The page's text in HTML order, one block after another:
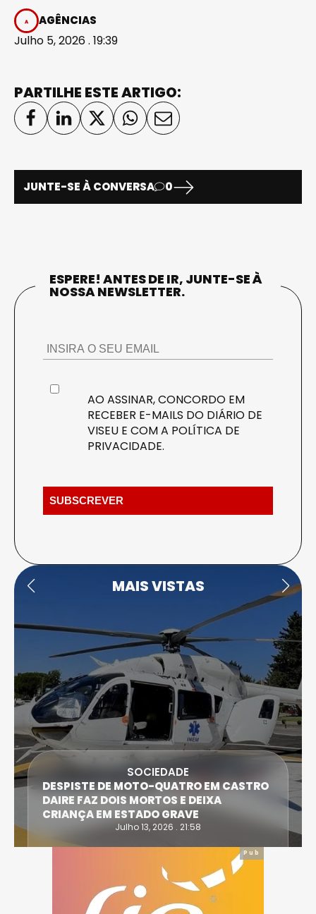
AGÊNCIAS
Julho 5, 2026 . 19:39
PARTILHE ESTE ARTIGO:
JUNTE-SE À CONVERSA 0
ESPERE! ANTES DE IR, JUNTE-SE À
NOSSA NEWSLETTER.
AO ASSINAR, CONCORDO EM
RECEBER E-MAILS DO DIÁRIO DE
VISEU E COM A POLÍTICA DE
PRIVACIDADE.
MAIS VISTAS
SOCIEDADE
ASAE APREENDE CERCA DE 21 MIL LITROS
DE VINHO E ESPUMANTE NA REGIÃO
CENTRO
Julho 11, 2026 . 10:41
Pub